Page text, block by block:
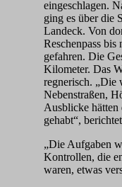
eingeschlagen.
ging es über die
Landeck. Von
Reschenpass bis
gefahren. Die
Kilometer. Das
regnerisch. „Die
Nebenstraßen,
Ausblicke hätten
gehabt“,
„Die Aufgaben
Kontrollen, die
waren, etwas